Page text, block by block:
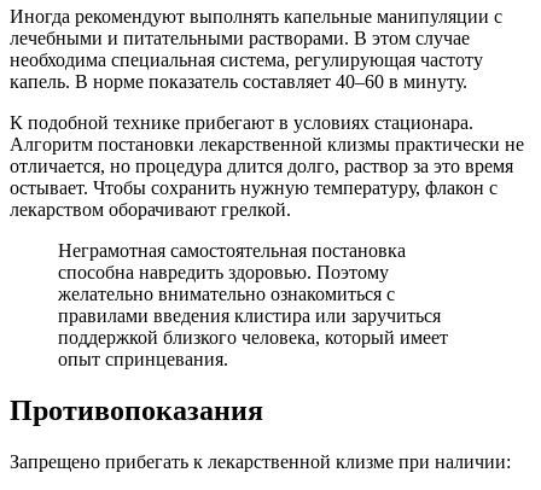
Иногда рекомендуют выполнять капельные манипуляции с
лечебными и питательными растворами. В этом случае
необходима специальная система, регулирующая частоту
капель. В норме показатель составляет 40–60 в минуту.
К подобной технике прибегают в условиях стационара.
Алгоритм постановки лекарственной клизмы практически не
отличается, но процедура длится долго, раствор за это время
остывает. Чтобы сохранить нужную температуру, флакон с
лекарством оборачивают грелкой.
Неграмотная самостоятельная постановка
способна навредить здоровью. Поэтому
желательно внимательно ознакомиться с
правилами введения клистира или заручиться
поддержкой близкого человека, который имеет
опыт спринцевания.
Противопоказания
Запрещено прибегать к лекарственной клизме при наличии: